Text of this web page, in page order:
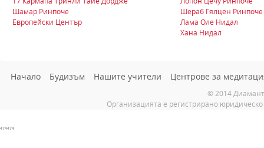
Шамар Ринпоче
Европейски Център
Шераб Гялцен Ринпоче
Лама Оле Нидал
Хана Нидал
Начало Будизъм Нашите учители Центрове за
© 2014
Организацията е регистрирано
474474